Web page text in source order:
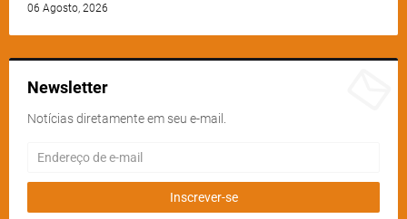
06 Agosto, 2026
Newsletter
Notícias diretamente em seu e-mail.